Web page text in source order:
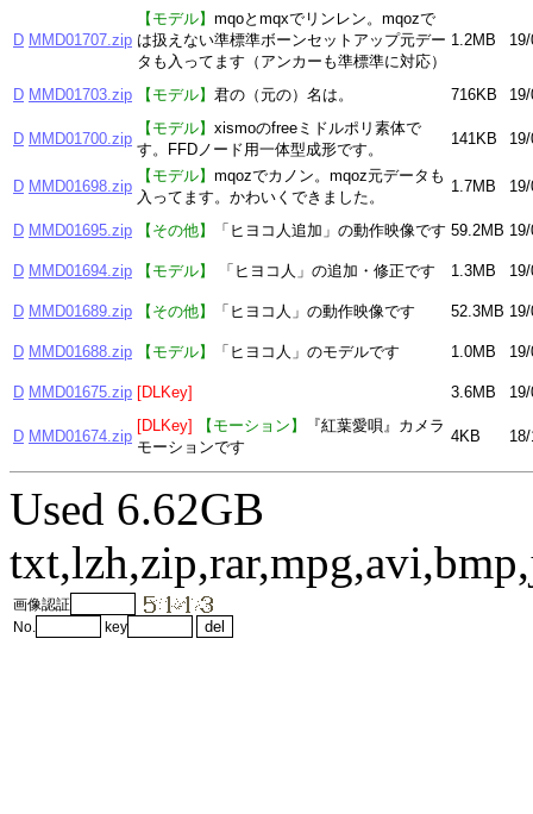
D MMD01707.zip
【モデル】 mqoとmqxでリンレン。mqozで
は扱えない準標準ボーンセットアップ元デー
タも入ってます（アンカーも準標準に対応）
1.2MB
D MMD01703.zip 【モデル】 君の（元の）名は。 716KB
D MMD01700.zip
【モデル】 xismoのfreeミドルポリ素体で
す。FFDノード用一体型成形です。
141KB
D MMD01698.zip
【モデル】 mqozでカノン。mqoz元データも
入ってます。かわいくできました。
1.7MB
D MMD01695.zip 【その他】 「ヒヨコ人追加」の動作映像です 59.2MB
D MMD01694.zip 【モデル】 「ヒヨコ人」の追加・修正です 1.3MB
D MMD01689.zip 【その他】 「ヒヨコ人」の動作映像です 52.3MB
D MMD01688.zip 【モデル】 「ヒヨコ人」のモデルです 1.0MB
D MMD01675.zip [DLKey] 3.6MB
D MMD01674.zip
[DLKey] 【モーション】
『紅葉愛唄』カメラ
モーションです
4KB
Used 6.62GB
画像認証
No.
key